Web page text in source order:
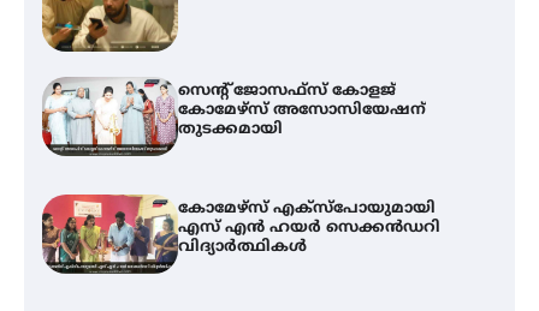
സെന്റ് ജോസഫ്സ് കോളജ്
കോമേഴ്‌സ് അസോസിയേഷന്
തുടക്കമായി
കോമേഴ്സ് എക്സ്പോയുമായി
എസ് എൻ ഹയർ സെക്കൻഡറി
വിദ്യാർത്ഥികൾ